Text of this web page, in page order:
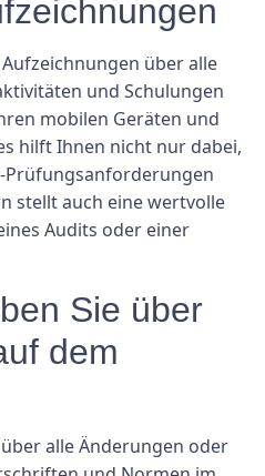
über alle
und Schulungen
mobilen Geräten und
hilft Ihnen nicht nur dabei,
Prüfungsanforderungen
stellt auch eine wertvolle
Audits oder einer
Sie über
dem
alle Änderungen oder